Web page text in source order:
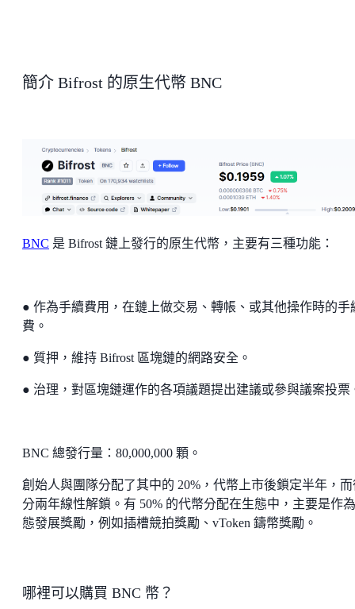
簡介 Bifrost 的原生代幣 BNC
BNC 是 Bifrost 鏈上發行的原生代幣，主要有三種功能：
● 作為手續費用，在鏈上做交易、轉帳、或其他操作時的手
費。
● 質押，維持 Bifrost 區塊鏈的網路安全。
● 治理，對區塊鏈運作的各項議題提出建議或參與議案投票
BNC 總發行量：80,000,000 顆。
創始人與團隊分配了其中的 20%，代幣上市後鎖定半年，而
分兩年線性解鎖。有 50% 的代幣分配在生態中，主要是作
態發展獎勵，例如插槽競拍獎勵、vToken 鑄幣獎勵。
哪裡可以購買 BNC 幣？